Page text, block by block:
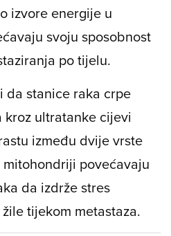
izvore energije u
svoju sposobnost
po tijelu.
da stanice raka crpe
ultratanke cijevi
između dvije vrste
povećavaju
da izdrže stres
tijekom metastaza.